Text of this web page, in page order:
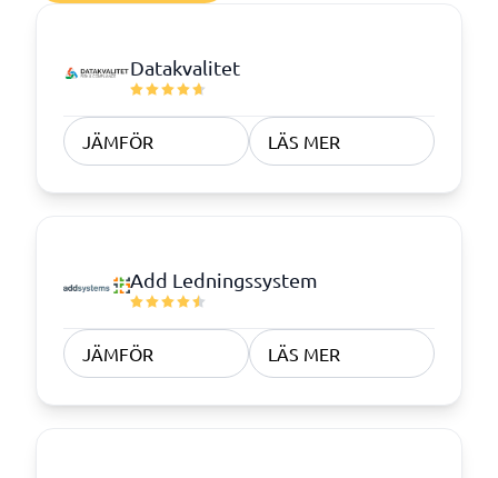
Datakvalitet
JÄMFÖR LÄS MER
Add Ledningssystem
JÄMFÖR LÄS MER